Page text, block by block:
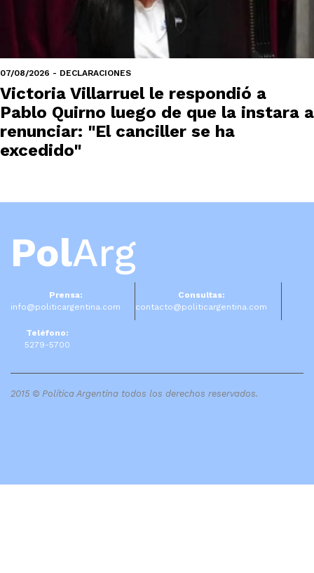
07/08/2026 - DECLARACIONES
Victoria Villarruel le respondió a
Pablo Quirno luego de que la instara a
renunciar: "El canciller se ha
excedido"
PolArg
Prensa:
info@politicargentina.com
Consultas:
contacto@politicargentina.com
Teléfono:
5279-5700
2015 © Política Argentina todos los derechos reservados.